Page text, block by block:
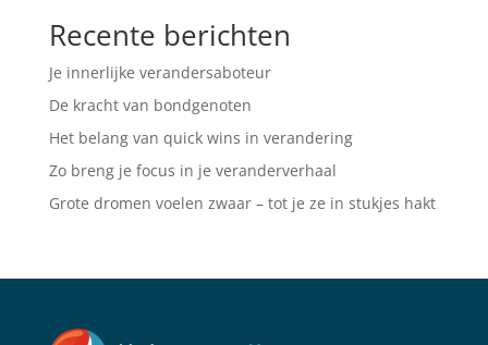
Recente berichten
Je innerlijke verandersaboteur
De kracht van bondgenoten
Het belang van quick wins in verandering
Zo breng je focus in je veranderverhaal
Grote dromen voelen zwaar – tot je ze in stukjes hakt